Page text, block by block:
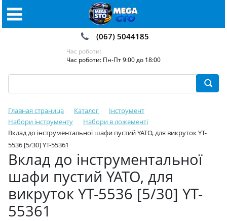
(067) 5044185
Час роботи:
Час роботи: Пн-Пт 9:00 до 18:00
Главная страница Каталог
Інструмент
Набори інструменту
Набори в ложементі
Вклад до інструментальної шафи пустий YATO, для викруток YT-
5536 [5/30] YT-55361
Вклад до інструментальної
шафи пустий YATO, для
викруток YT-5536 [5/30] YT-
55361